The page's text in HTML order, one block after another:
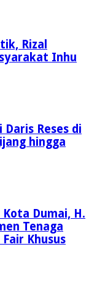
Rizal
Inhu
Daris Reses di
hingga
Kota Dumai, H.
Tenaga
Khusus